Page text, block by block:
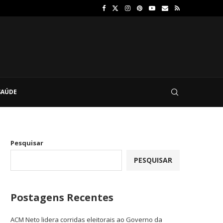
Pesquisar
PESQUISAR
Postagens Recentes
ACM Neto lidera corridas eleitorais ao Governo da